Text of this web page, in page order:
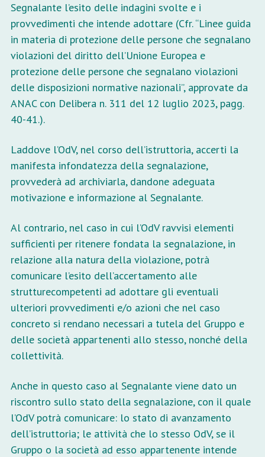
Segnalante l’esito delle indagini svolte e i
provvedimenti che intende adottare (Cfr. “Linee guida
in materia di protezione delle persone che segnalano
violazioni del diritto dell’Unione Europea e
protezione delle persone che segnalano violazioni
delle disposizioni normative nazionali”, approvate da
ANAC con Delibera n. 311 del 12 luglio 2023, pagg.
40-41.).
Laddove l’OdV, nel corso dell’istruttoria, accerti la
manifesta infondatezza della segnalazione,
provvederà ad archiviarla, dandone adeguata
motivazione e informazione al Segnalante.
Al contrario, nel caso in cui l’OdV ravvisi elementi
sufficienti per ritenere fondata la segnalazione, in
relazione alla natura della violazione, potrà
comunicare l’esito dell’accertamento alle
strutturecompetenti ad adottare gli eventuali
ulteriori provvedimenti e/o azioni che nel caso
concreto si rendano necessari a tutela del Gruppo e
delle società appartenenti allo stesso, nonché della
collettività.
Anche in questo caso al Segnalante viene dato un
riscontro sullo stato della segnalazione, con il quale
l’OdV potrà comunicare: lo stato di avanzamento
dell’istruttoria; le attività che lo stesso OdV, se il
Gruppo o la società ad esso appartenente intende